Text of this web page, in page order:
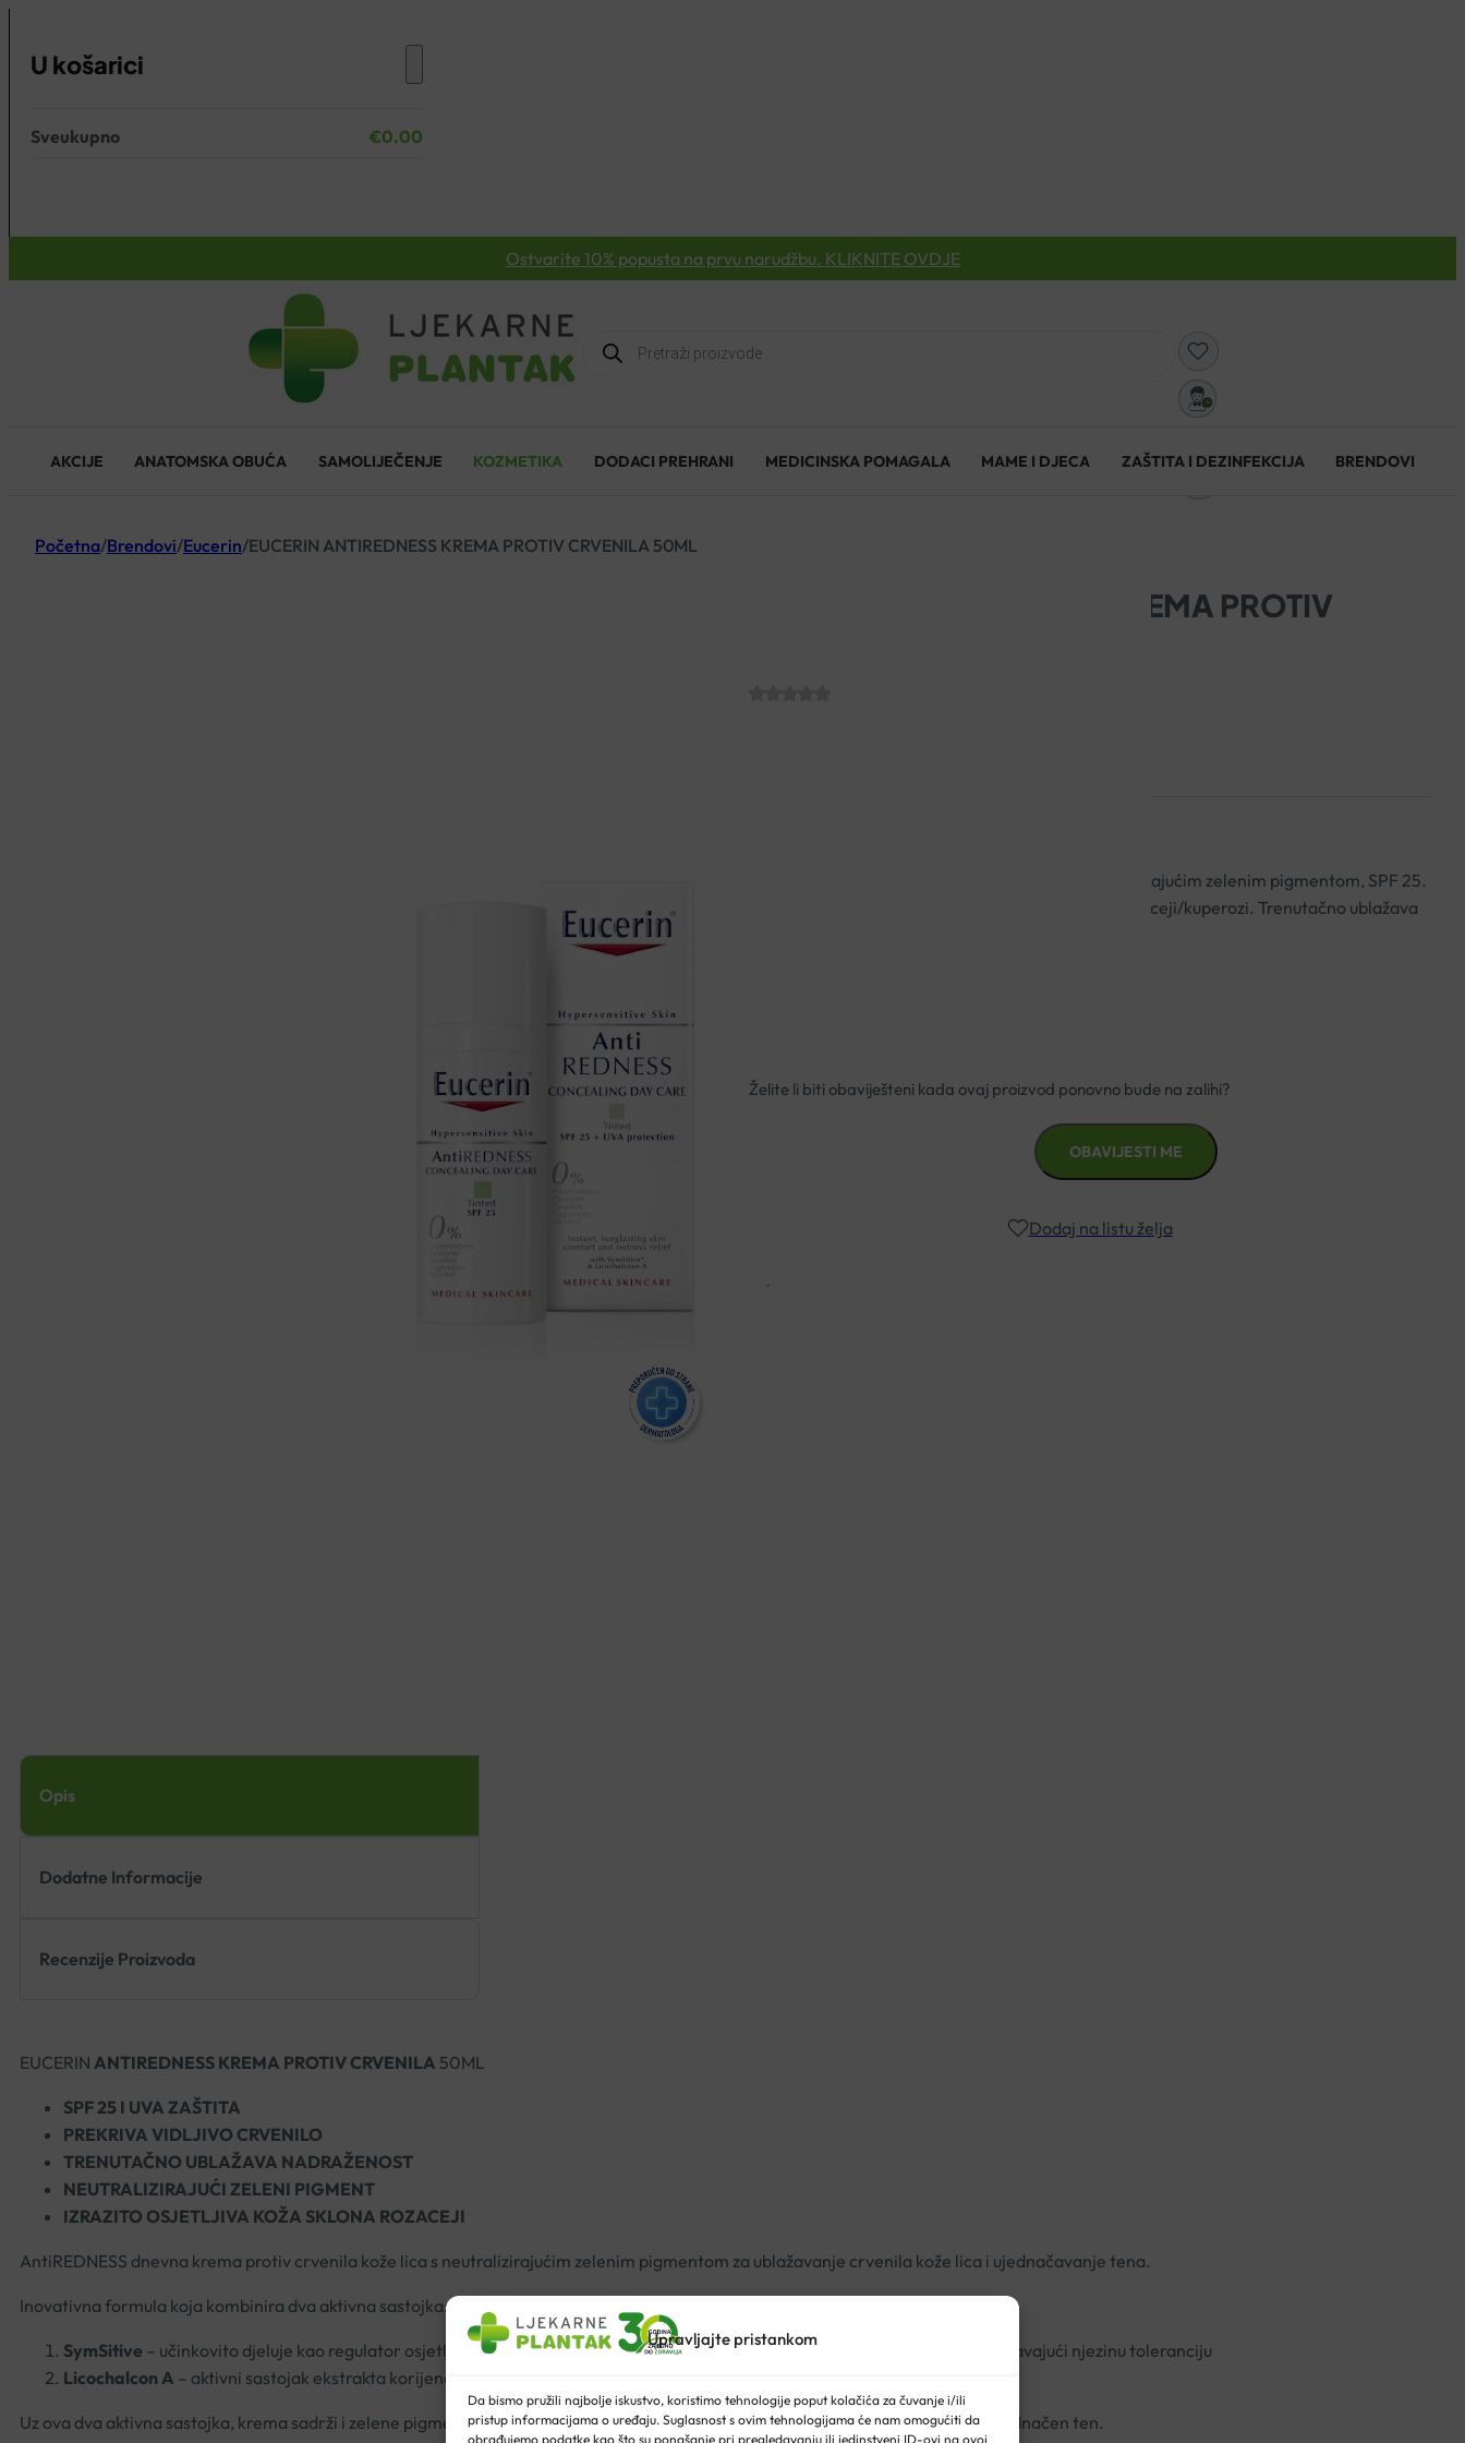
Upravljajte pristankom
Da bismo pružili najbolje iskustvo, koristimo tehnologije poput kolačića za čuvanje i/ili
pristup informacijama o uređaju. Suglasnost s ovim tehnologijama će nam omogućiti da
obrađujemo podatke kao što su ponašanje pri pregledavanju ili jedinstveni ID-ovi na ovoj
U košarici
Nema proizvoda u košarici.
Sveukupno €0.00
Ostvarite 10% popusta na prvu narudžbu. KLIKNITE OVDJE
Products
search
AKCIJE ANATOMSKA OBUĆA SAMOLIJEČENJE KOZMETIKA DODACI PREHRANI MEDICINSKA POMAGALA MAME I DJECA ZAŠTITA I DEZINFEKCIJA BRENDOVI
Početna/Brendovi/Eucerin/EUCERIN ANTIREDNESS KREMA PROTIV CRVENILA 50ML
EUCERIN ANTIREDNESS KREMA PROTIV
Dnevna krema protiv crvenila kože lica sa neutralizirajućim zelenim pigmentom, SPF 25.
Razvijena za izrazito osjetljivu kožu i kožu sklonu rozaceji/kuperozi. Trenutačno ublažava
Dodaj na listu želja
Opis
Dodatne Informacije
Recenzije Proizvoda
EUCERIN ANTIREDNESS KREMA PROTIV CRVENILA 50ML
SPF 25 I UVA ZAŠTITA
PREKRIVA VIDLJIVO CRVENILO
TRENUTAČNO UBLAŽAVA NADRAŽENOST
NEUTRALIZIRAJUĆI ZELENI PIGMENT
IZRAZITO OSJETLJIVA KOŽA SKLONA ROZACEJI
AntiREDNESS dnevna krema protiv crvenila kože lica s neutralizirajućim zelenim pigmentom za ublažavanje crvenila kože lica i ujednačavanje tena.
Inovativna formula koja kombinira dva aktivna sastojka:
SymSitive – učinkovito djeluje kao regulator osjetljivosti izravno na izvor hipereaktivnosti, trenutačno ublažujući kožu i povećavajući njezinu toleranciju
Licochalcon A – aktivni sastojak ekstrakta korijena biljke Glycyrrhiza Inflata, smanjuje crvenilo i umiruje nadraženost
Uz ova dva aktivna sastojka, krema sadrži i zelene pigmente koji prekrivaju i neutraliziraju crvenilo kože, dajući koži trenutačno ujednačen ten.